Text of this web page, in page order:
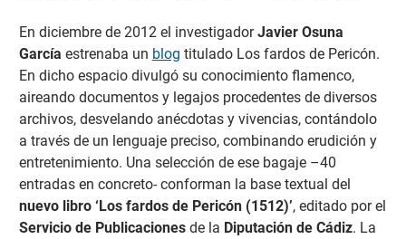
En diciembre de 2012 el investigadorJavier Osuna
García estrenaba un blog titulado Los fardos de Pericón.
En dicho espacio divulgó su conocimiento flamenco,
aireando documentos y legajos procedentes de diversos
archivos, desvelando anécdotas y vivencias, contándolo
a través de un lenguaje preciso, combinando erudición y
entretenimiento. Una selección de ese bagaje –40
entradas en concreto- conforman la base textual del
nuevo libro ‘Los fardos de Pericón (1512)’, editado por el
Servicio de Publicaciones de la Diputación de Cádiz. La